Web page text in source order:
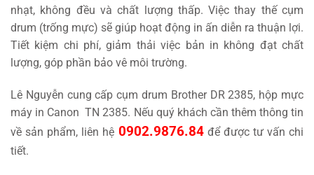
nhạt, không đều và chất lượng thấp. Việc thay thế cụm
drum (trống mực) sẽ giúp hoạt động in ấn diễn ra thuận lợi.
Tiết kiệm chi phí, giảm thải việc bản in không đạt chất
lượng, góp phần bảo vê môi trường.
Lê Nguyễn cung cấp cụm drum Brother DR 2385, hộp mực
máy in Canon TN 2385. Nếu quý khách cần thêm thông tin
về sản phẩm, liên hệ 0902.9876.84để được tư vấn chi
tiết.